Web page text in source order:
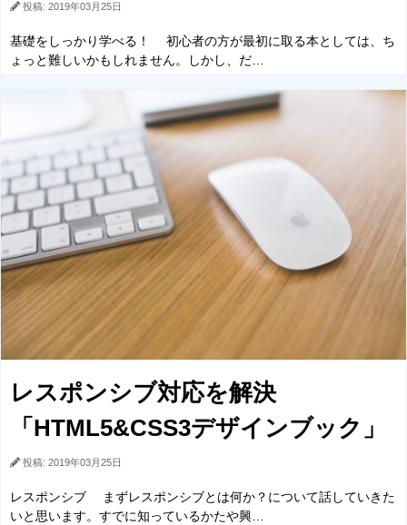
投稿: 2019年03月25日
基礎をしっかり学べる！ 初心者の方が最初に取る本としては、ち
ょっと難しいかもしれません。しかし、だ…
レスポンシブ対応を解決
「HTML5&CSS3デザインブック」
投稿: 2019年03月25日
レスポンシブ まずレスポンシブとは何か？について話していきた
いと思います。すでに知っているかたや興…